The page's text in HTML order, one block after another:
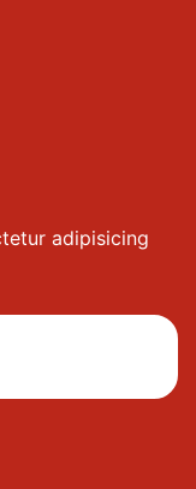
adipisicing